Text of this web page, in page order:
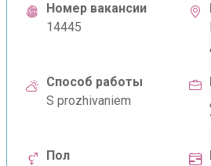
Номер вакансии
14445
Способ работы
S prozhivaniem
Пол